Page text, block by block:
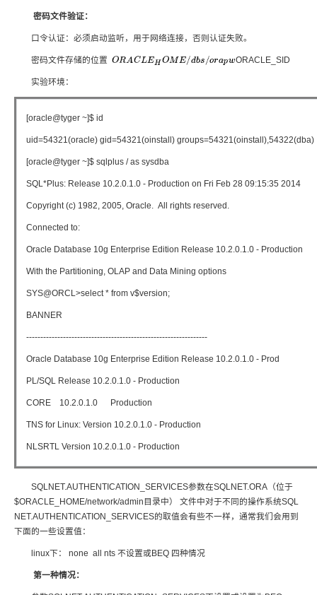
密码文件验证：
口令认证：必须启动监听，用于网络连接，否则认证失败。
密码文件存储的位置 ORACLEHOME/dbs/orapw ORACLE_SID
实验环境：
[oracle@tyger ~]$ id
uid=54321(oracle) gid=54321(oinstall) groups=54321(oinstall),54322(dba)
[oracle@tyger ~]$ sqlplus / as sysdba
SQL*Plus: Release 10.2.0.1.0 - Production on Fri Feb 28 09:15:35 2014
Copyright (c) 1982, 2005, Oracle. All rights reserved.
Connected to:
Oracle Database 10g Enterprise Edition Release 10.2.0.1.0 - Production
With the Partitioning, OLAP and Data Mining options
SYS@ORCL>select * from v$version;
BANNER
----------------------------------------------------------------
Oracle Database 10g Enterprise Edition Release 10.2.0.1.0 - Prod
PL/SQL Release 10.2.0.1.0 - Production
CORE 10.2.0.1.0 Production
TNS for Linux: Version 10.2.0.1.0 - Production
NLSRTL Version 10.2.0.1.0 - Production
SQLNET.AUTHENTICATION_SERVICES参数在SQLNET.ORA（位于
$ORACLE_HOME/network/admin目录中） 文件中对于不同的操作系统SQL
NET.AUTHENTICATION_SERVICES的取值会有些不一样，通常我们会用到
下面的一些设置值：
linux下： none all nts 不设置或BEQ 四种情况
第一种情况：